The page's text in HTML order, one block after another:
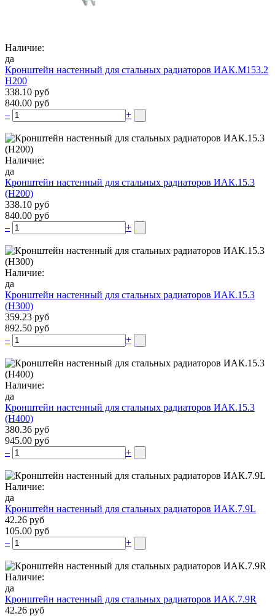
Наличие:
да
Кронштейн настенный для стальных радиаторов ИАК.М153.2
Н200
338.10 руб
840.00 руб
–
+
Наличие:
да
Кронштейн настенный для стальных радиаторов ИАК.15.3
(H200)
338.10 руб
840.00 руб
–
+
Наличие:
да
Кронштейн настенный для стальных радиаторов ИАК.15.3
(H300)
359.23 руб
892.50 руб
–
+
Наличие:
да
Кронштейн настенный для стальных радиаторов ИАК.15.3
(H400)
380.36 руб
945.00 руб
–
+
Наличие:
да
Кронштейн настенный для стальных радиаторов ИАК.7.9L
42.26 руб
105.00 руб
–
+
Наличие:
да
Кронштейн настенный для стальных радиаторов ИАК.7.9R
42.26 руб